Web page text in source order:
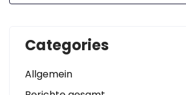
Categories
Allgemein